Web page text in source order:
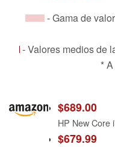
- Gama de
- Valores medios de
*
$689.00
$679.99